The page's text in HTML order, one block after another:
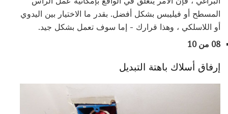
المسطح أو فيليبس بشكل أفضل. بقدر ما الاختيار بين اليدوي
أو اللاسلكي ، وهذا قرارك - إما سوف تعمل بشكل جيد.
08 من 10
إرفاق أسلاك باهتة التبديل